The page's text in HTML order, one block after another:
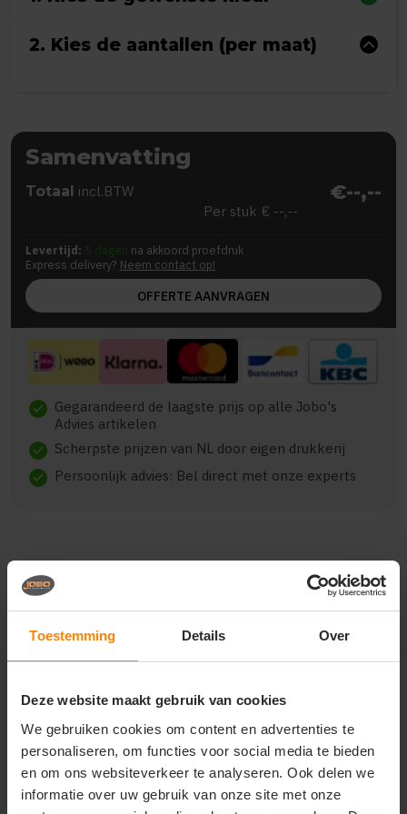
Toestemming Details Over
Deze website maakt gebruik van cookies
We gebruiken cookies om content en advertenties te
personaliseren, om functies voor social media te bieden
en om ons websiteverkeer te analyseren. Ook delen we
informatie over uw gebruik van onze site met onze
2. Kies de aantallen (per maat)
Samenvatting
Totaal incl.BTW €--,--
Per stuk € --,--
Levertijd: 5 dagen na akkoord proefdruk
Express delivery? Neem contact op!
OFFERTE AANVRAGEN
check Gegarandeerd de laagste prijs op alle Jobo's
Advies artikelen
check Scherpste prijzen van NL door eigen drukkerij
check Persoonlijk advies: Bel direct met onze experts
Beschrijving
J. Harvest & Frost indigo
2913003
indigo bow 130 is a supersoft, light weighted,
garment washed jeans shirt, with stretch and easy
care treatment. smart & casual, soft & light,
comfortable & easy to care for. simply a combination